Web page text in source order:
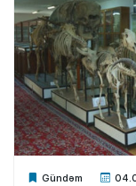
Gündəm
Xalq.Online